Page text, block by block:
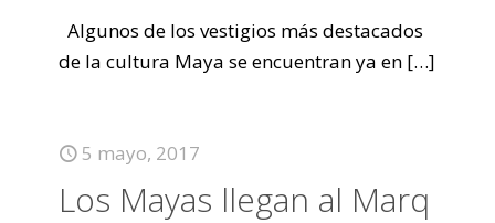
Algunos de los vestigios más destacados
de la cultura Maya se encuentran ya en […]
5 mayo, 2017
Los Mayas llegan al Marq